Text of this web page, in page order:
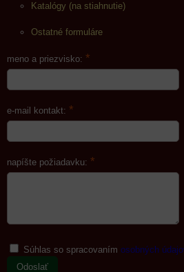
Katalógy (na stiahnutie)
Ostatné formuláre
meno a priezvisko: *
e-mail kontakt: *
napíšte požiadavku: *
Súhlas so spracovaním osobných
Odoslať